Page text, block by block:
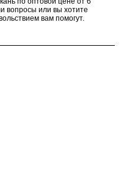
вопросы или вы хотите
вам помогут.